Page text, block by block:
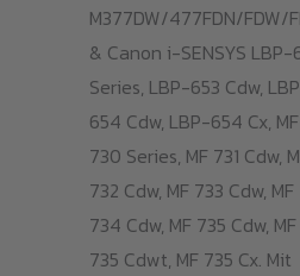
M377DW/477FDN/FDW/
& Canon i-SENSYS
Series, LBP-653 Cdw,
654 Cdw, LBP-654 Cx, MF
730 Series, MF 731 Cdw,
732 Cdw, MF 733 Cdw, MF
734 Cdw, MF 735 Cdw, MF
735 Cdwt, MF 735 Cx. Mit